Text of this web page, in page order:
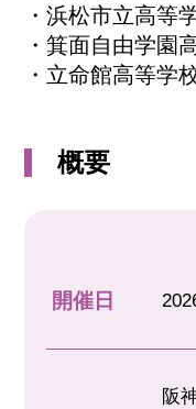
・浜松市立高
・箕面自由学園
・立命館高等学
概要
開催日
阪